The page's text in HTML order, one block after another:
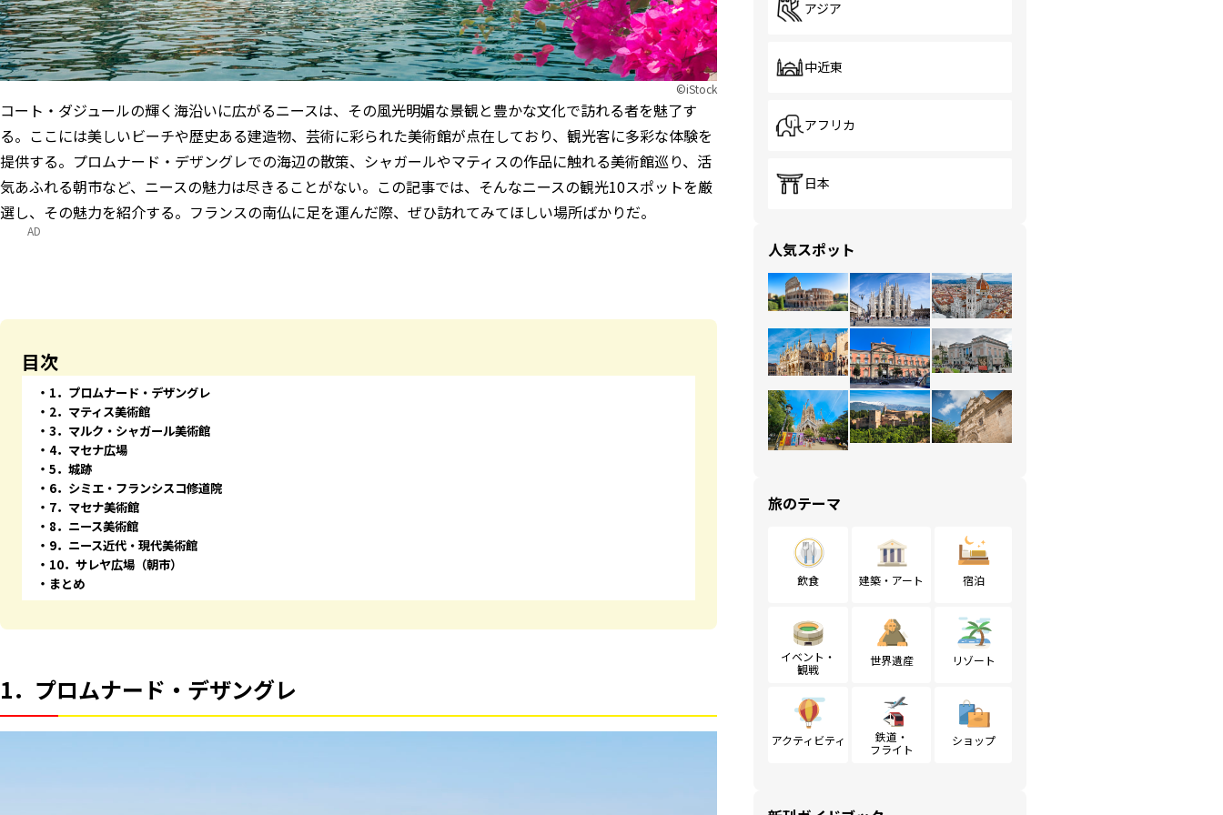
©iStock
コート・ダジュールの輝く海沿いに広がるニースは、その風光明媚な景観と豊かな文化で訪れる者を魅了す
る。ここには美しいビーチや歴史ある建造物、芸術に彩られた美術館が点在しており、観光客に多彩な体験を
提供する。プロムナード・デザングレでの海辺の散策、シャガールやマティスの作品に触れる美術館巡り、活
気あふれる朝市など、ニースの魅力は尽きることがない。この記事では、そんなニースの観光10スポットを厳
選し、その魅力を紹介する。フランスの南仏に足を運んだ際、ぜひ訪れてみてほしい場所ばかりだ。
AD
目次
1．プロムナード・デザングレ
2．マティス美術館
3．マルク・シャガール美術館
4．マセナ広場
5．城跡
6．シミエ・フランシスコ修道院
7．マセナ美術館
8．ニース美術館
9．ニース近代・現代美術館
10．サレヤ広場（朝市）
まとめ
1．プロムナード・デザングレ
アジア
中近東
アフリカ
日本
人気スポット
旅のテーマ
飲食 建築・アート 宿泊
イベント・
観戦
世界遺産 リゾート
アクティビティ
鉄道・
フライト
ショップ